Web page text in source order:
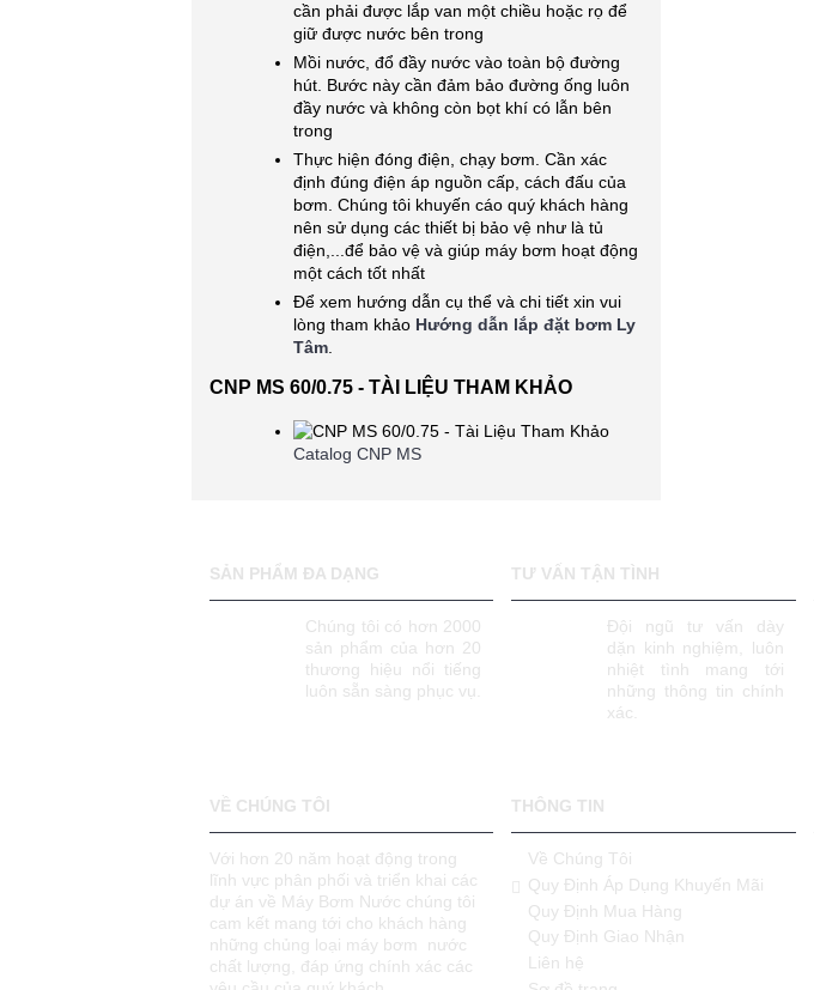
cần phải được lắp van một chiều hoặc rọ để
giữ được nước bên trong
Mồi nước, đổ đầy nước vào toàn bộ đường
hút. Bước này cần đảm bảo đường ống luôn
đầy nước và không còn bọt khí có lẫn bên
trong
Thực hiện đóng điện, chạy bơm. Cần xác
định đúng điện áp nguồn cấp, cách đấu của
bơm. Chúng tôi khuyến cáo quý khách hàng
nên sử dụng các thiết bị bảo vệ như là tủ
điện,...để bảo vệ và giúp máy bơm hoạt động
một cách tốt nhất
Để xem hướng dẫn cụ thể và chi tiết xin vui
lòng tham khảo Hướng dẫn lắp đặt bơm Ly
Tâm
CNP MS 60/0.75 - TÀI LIỆU THAM KHẢO
Catalog CNP MS
SẢN PHẨM ĐA DẠNG
Chúng tôi có hơn 2000
sản phẩm của hơn 20
thương hiệu nổi tiếng
luôn sẵn sàng phục vụ.
TƯ VẤN TẬN TÌNH
Đội ngũ tư vấn dày
dặn kinh nghiệm, luôn
nhiệt tình mang tới
những thông tin chính
xác.
VỀ CHÚNG TÔI
Với hơn 20 năm hoạt động trong
lĩnh vực phân phối và triển khai các
dự án về Máy Bơm Nước chúng tôi
cam kết mang tới cho khách hàng
những chủng loại máy bơm nước
chất lượng, đáp ứng chính xác các
THÔNG TIN
Về Chúng Tôi
Quy Định Áp Dụng Khuyến Mãi
Quy Định Mua Hàng
Quy Định Giao Nhận
Liên hệ